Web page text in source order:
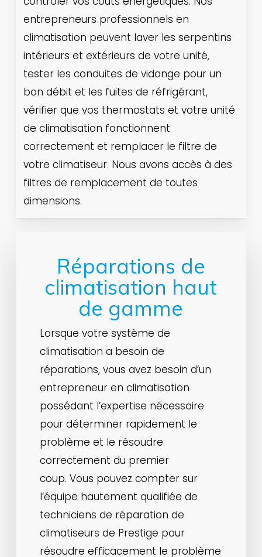
entrepreneurs professionnels en
climatisation peuvent laver les serpentins
intérieurs et extérieurs de votre unité,
tester les conduites de vidange pour un
bon débit et les fuites de réfrigérant,
vérifier que vos thermostats et votre unité
de climatisation fonctionnent
correctement et remplacer le filtre de
votre climatiseur. Nous avons accès à des
filtres de remplacement de toutes
dimensions.
Réparations de
climatisation haut
de gamme
Lorsque votre système de
climatisation a besoin de
réparations, vous avez besoin d’un
entrepreneur en climatisation
possédant l’expertise nécessaire
pour déterminer rapidement le
problème et le résoudre
correctement du premier
coup. Vous pouvez compter sur
l’équipe hautement qualifiée de
techniciens de réparation de
climatiseurs de Prestige pour
résoudre efficacement le problème